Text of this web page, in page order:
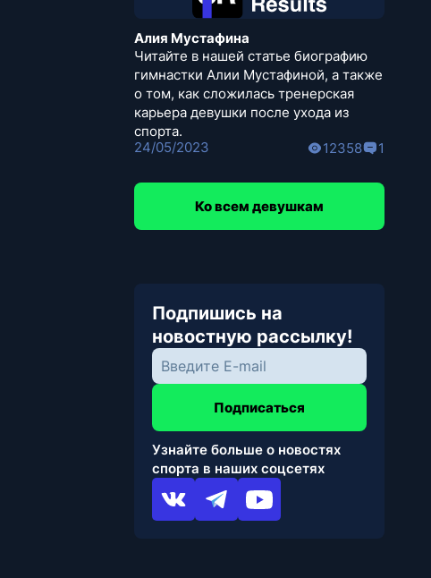
Алия Мустафина
Читайте в нашей статье биографию
гимнастки Алии Мустафиной, а также
о том, как сложилась тренерская
карьера девушки после ухода из
спорта.
24/05/2023
12358 1
Ко всем девушкам
Подпишись на
новостную рассылку!
Подписаться
Узнайте больше о новостях
спорта в наших соцсетях